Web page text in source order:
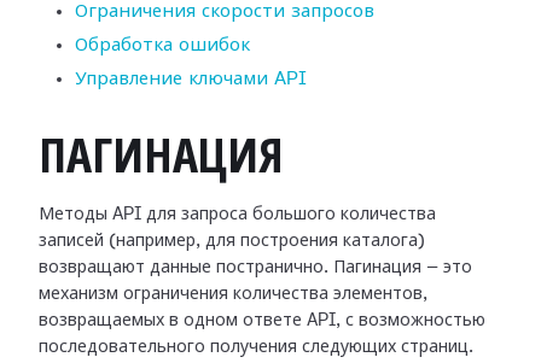
Ограничения скорости запросов
Обработка ошибок
Управление ключами API
ПАГИНАЦИЯ
Методы API для запроса большого количества
записей (например, для построения каталога)
возвращают данные постранично. Пагинация — это
механизм ограничения количества элементов,
возвращаемых в одном ответе API, с возможностью
последовательного получения следующих страниц.